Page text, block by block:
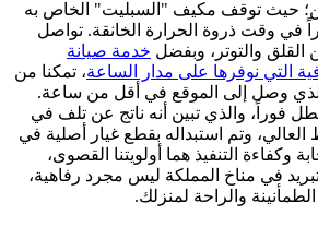
حيث توقف مكيف "السبليت" الخاص به
في وقت ذروة الحرارة الخانقة. تواصل
القلق والتوتر، وبفضل خدمة صيانة
التي نوفرها على مدار الساعة، تمكنا من
وصل إلى الموقع في أقل من ساعة.
فوراً، والذي تبين أنه ناتج عن تلف في
وتم استبداله بقطع غيار أصلية في
وكفاءة التنفيذ هما أولويتنا القصوى،
في مناخ المملكة ليس مجرد رفاهية،
والراحة لمنزلك.